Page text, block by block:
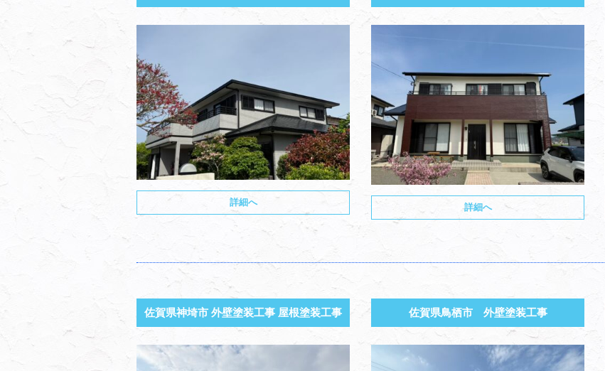
詳細へ 詳細へ
佐賀県神埼市 外壁塗装工事 屋根塗装工事 佐賀県鳥栖市 外壁塗装工事